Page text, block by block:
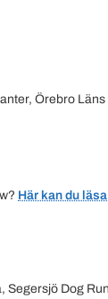
Örebro Läns
Här kan du
Segersjö Dog